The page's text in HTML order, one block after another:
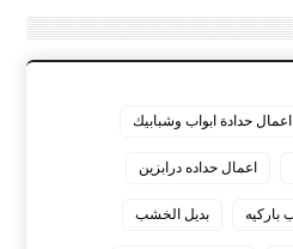
اعمال حدادة ابواب وشبابيك
اعمال حداده درابزين
باركيه بديل الخشب